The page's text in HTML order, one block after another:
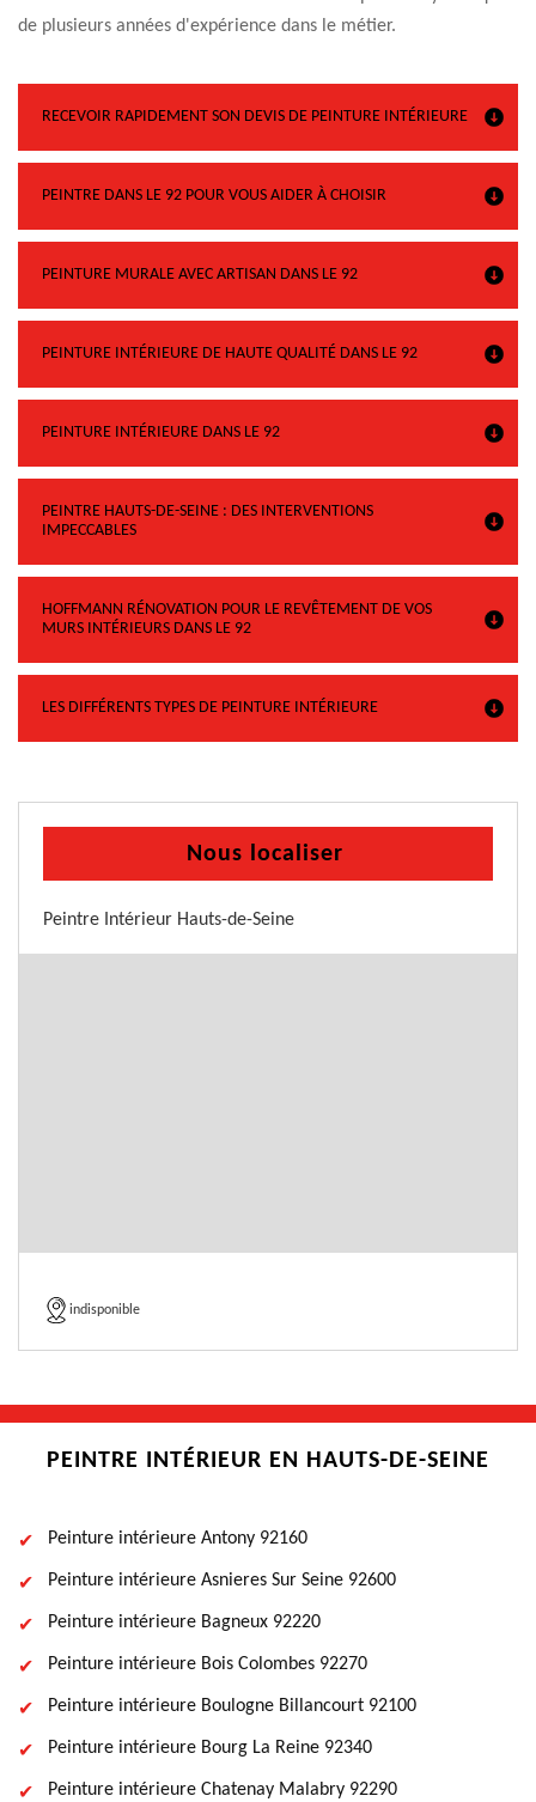
de plusieurs années d'expérience dans le métier.
RECEVOIR RAPIDEMENT SON DEVIS DE PEINTURE INTÉRIEURE
PEINTRE DANS LE 92 POUR VOUS AIDER À CHOISIR
PEINTURE MURALE AVEC ARTISAN DANS LE 92
PEINTURE INTÉRIEURE DE HAUTE QUALITÉ DANS LE 92
PEINTURE INTÉRIEURE DANS LE 92
PEINTRE HAUTS-DE-SEINE : DES INTERVENTIONS
IMPECCABLES
HOFFMANN RÉNOVATION POUR LE REVÊTEMENT DE VOS
MURS INTÉRIEURS DANS LE 92
LES DIFFÉRENTS TYPES DE PEINTURE INTÉRIEURE
Nous localiser
Peintre Intérieur Hauts-de-Seine
indisponible
PEINTRE INTÉRIEUR EN HAUTS-DE-SEINE
Peinture intérieure Antony 92160
Peinture intérieure Asnieres Sur Seine 92600
Peinture intérieure Bagneux 92220
Peinture intérieure Bois Colombes 92270
Peinture intérieure Boulogne Billancourt 92100
Peinture intérieure Bourg La Reine 92340
Peinture intérieure Chatenay Malabry 92290